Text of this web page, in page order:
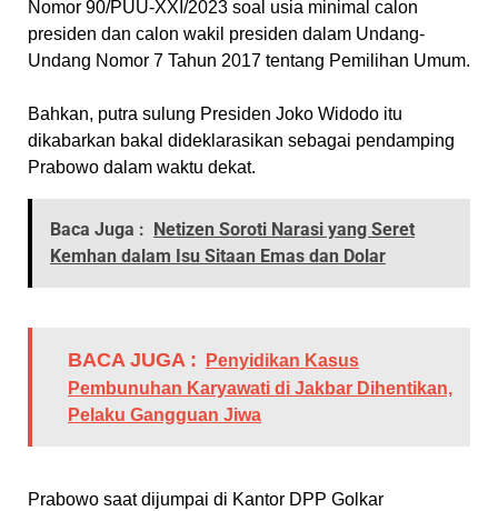
Nomor 90/PUU-XXI/2023 soal usia minimal calon
presiden dan calon wakil presiden dalam Undang-
Undang Nomor 7 Tahun 2017 tentang Pemilihan Umum.
Bahkan, putra sulung Presiden Joko Widodo itu
dikabarkan bakal dideklarasikan sebagai pendamping
Prabowo dalam waktu dekat.
Baca Juga :
Netizen Soroti Narasi yang Seret
Kemhan dalam Isu Sitaan Emas dan Dolar
BACA JUGA :
Penyidikan Kasus
Pembunuhan Karyawati di Jakbar Dihentikan,
Pelaku Gangguan Jiwa
Prabowo saat dijumpai di Kantor DPP Golkar